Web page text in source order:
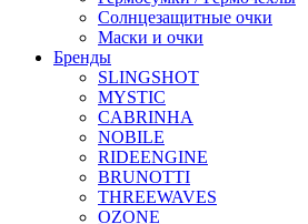
Солнцезащитные очки
Маски и очки
Бренды
SLINGSHOT
MYSTIC
CABRINHA
NOBILE
RIDEENGINE
BRUNOTTI
THREEWAVES
OZONE